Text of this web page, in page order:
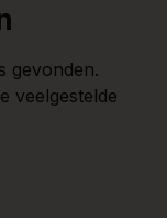
gevonden.
veelgestelde